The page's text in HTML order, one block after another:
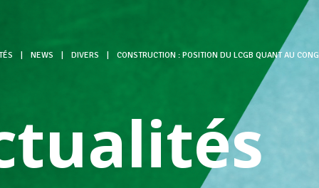
NEWS DIVERS CONSTRUCTION : POSITION DU LCGB QUANT AU